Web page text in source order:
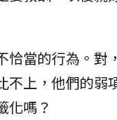
當的行為。對
上，他們的弱
化嗎？